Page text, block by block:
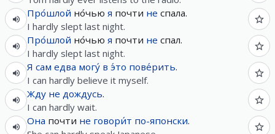
Про́шлой но́чью я почти не спала.
I hardly slept last night.
Про́шлой но́чью я почти не спал.
I hardly slept last night.
Я сам едва могу́ в э́то пове́рить.
I can hardly believe it myself.
Жду не дождусь.
I can hardly wait.
Она почти не говори́т по-японски.